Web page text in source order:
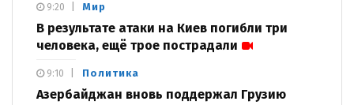
Мир
В результате атаки на Киев погибли три
человека, ещё трое пострадали
9:20
Политика
Азербайджан вновь поддержал Грузию
9:10